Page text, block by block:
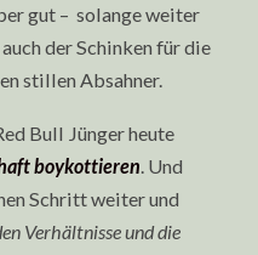
gut – solange weiter
der Schinken für die
stillen Absahner.
Bull Jünger heute
boykottieren. Und
Schritt weiter und
Verhältnisse und die